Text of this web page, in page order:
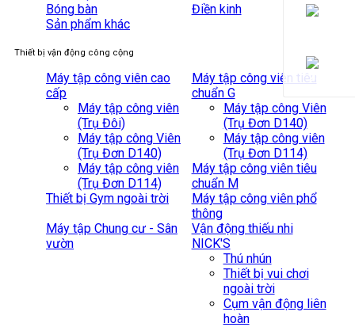
Bóng bàn
Điền kinh
Sản phẩm khác
Thiết bị vận động công cộng
Máy tập công viên cao
cấp
Máy tập công viên
(Trụ Đôi)
Máy tập công Viên
(Trụ Đơn D140)
Máy tập công viên
(Trụ Đơn D114)
Máy tập công viên tiêu
chuẩn G
Máy tập công Viên
(Trụ Đơn D140)
Máy tập công viên
(Trụ Đơn D114)
Máy tập công viên tiêu
chuẩn M
Thiết bị Gym ngoài trời
Máy tập công viên phổ
thông
Máy tập Chung cư - Sân
vườn
Vận động thiếu nhi
NICK'S
Thú nhún
Thiết bị vui chơi
ngoài trời
Cụm vận động liên
hoàn